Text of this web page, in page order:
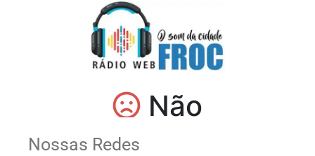
Nossas Redes